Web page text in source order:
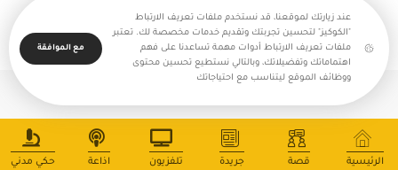
جميع حقوق النشر محفوظة - بالغراف © 2025
الرئيسية قصة جريدة تلفزيون اذاعة حكي مدني
عند زيارتك لموقعنا، قد نستخدم ملفات تعريف الارتباط
"الكوكيز" لتحسين تجربتك وتقديم خدمات مخصصة لك. تعتبر
ملفات تعريف الارتباط أدوات مهمة تساعدنا على فهم
اهتماماتك وتفضيلاتك، وبالتالي نستطيع تحسين محتوى
ووظائف الموقع ليتناسب مع احتياجاتك
مع الموافقة